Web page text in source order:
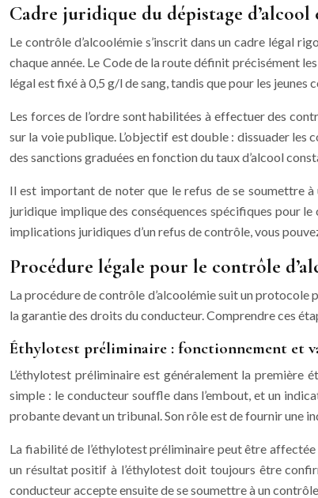
Cadre juridique du dépistage d’alcool
Le contrôle d’alcoolémie s’inscrit dans un cadre légal
chaque année. Le Code de la route définit précisément
légal est fixé à 0,5 g/l de sang, tandis que pour les
Les forces de l’ordre sont habilitées à effectuer des
sur la voie publique. L’objectif est double : dissuader
des sanctions graduées en fonction du taux d’alcool
Il est important de noter que le refus de se soumettre
juridique implique des conséquences spécifiques pour
implications juridiques d’un refus de contrôle, vous
Procédure légale pour le contrôle
La procédure de contrôle d’alcoolémie suit un protocole
la garantie des droits du conducteur. Comprendre ces
Éthylotest préliminaire : fonctionnement et
L’éthylotest préliminaire est généralement la première
simple : le conducteur souffle dans l’embout, et un
probante devant un tribunal. Son rôle est de fournir une
La fiabilité de l’éthylotest préliminaire peut être
un résultat positif à l’éthylotest doit toujours être
conducteur accepte ensuite de se soumettre à un contrôle